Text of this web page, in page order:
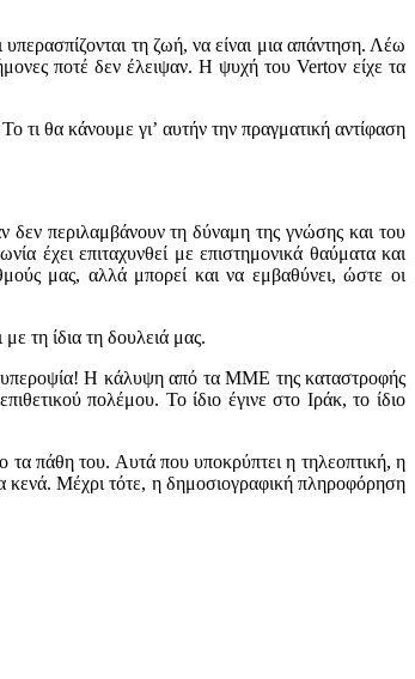
τη ζωή, να είναι μια απάντηση. Λέω
ποτέ δεν έλειψαν. Η ψυχή του Vertov είχε τα
τι θα κάνουμε γι’ αυτήν την πραγματική αντίφαση
δεν περιλαμβάνουν τη δύναμη της γνώσης και του
έχει επιταχυνθεί με επιστημονικά θαύματα και
μας, αλλά μπορεί και να εμβαθύνει, ώστε οι
τη ίδια τη δουλειά μας.
υπεροψία! Η κάλυψη από τα ΜΜΕ της καταστροφής
πολέμου. Το ίδιο έγινε στο Ιράκ, το ίδιο
τα πάθη του. Αυτά που υποκρύπτει η τηλεοπτική, η
κενά. Μέχρι τότε, η δημοσιογραφική πληροφόρηση